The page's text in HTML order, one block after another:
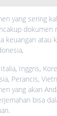
yang sering
dokumen
keuangan atau
Inggris,
Perancis,
yang akan
bisa